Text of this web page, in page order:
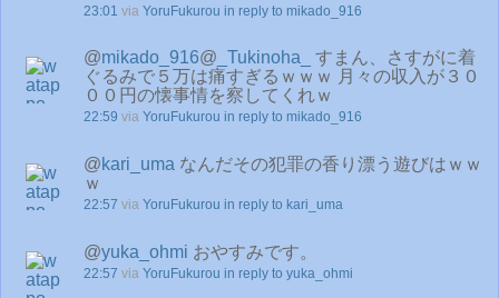
23:01 via YoruFukurou in reply to mikado_916
@mikado_916@ _Tukinoha_
すまん、さすがに着
ぐるみで５万は痛すぎるｗｗｗ 月々の収入が３０
００円の懐事情を察してくれｗ
22:59 via YoruFukurou in reply to mikado_916
@kari_uma なんだその犯罪の香り漂う遊びはｗｗ
ｗ
22:57 via YoruFukurou in reply to kari_uma
@yuka_ohmi おやすみです。
22:57 via YoruFukurou in reply to yuka_ohmi